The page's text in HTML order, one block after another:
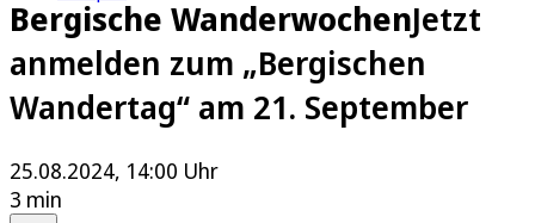
Bergische WanderwochenJetzt
anmelden zum „Bergischen
Wandertag“ am 21. September
25.08.2024, 14:00 Uhr
3 min